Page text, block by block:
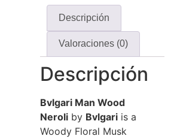
Descripción
Valoraciones (0)
Descripción
Bvlgari Man Wood
Neroli by Bvlgari is a
Woody Floral Musk